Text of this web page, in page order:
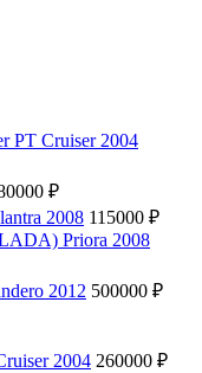
PT Cruiser 2004
₽
2008 115000 ₽
Priora 2008
2012 500000 ₽
2004 260000 ₽